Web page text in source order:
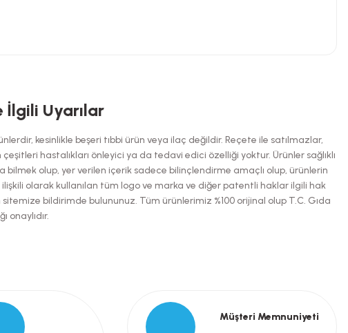
İlgili Uyarılar
kesinlikle beşeri tıbbi ürün veya ilaç değildir. Reçete ile satılmazlar,
hastalıkları önleyici ya da tedavi edici özelliği yoktur. Ürünler sağlıklı
olup, yer verilen içerik sadece bilinçlendirme amaçlı olup, ürünlerin
olarak kullanılan tüm logo ve marka ve diğer patentli haklar ilgili hak
bildirimde bulununuz. Tüm ürünlerimiz %100 orijinal olup T.C. Gıda
onaylıdır.
Müşteri Memnuniyeti